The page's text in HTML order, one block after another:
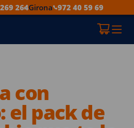
264Girona 972 40 59 69
con
el pack de